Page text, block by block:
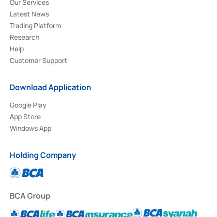
Our Services
Latest News
Trading Platform
Research
Help
Customer Support
Download Application
Google Play
App Store
Windows App
Holding Company
BCA Group